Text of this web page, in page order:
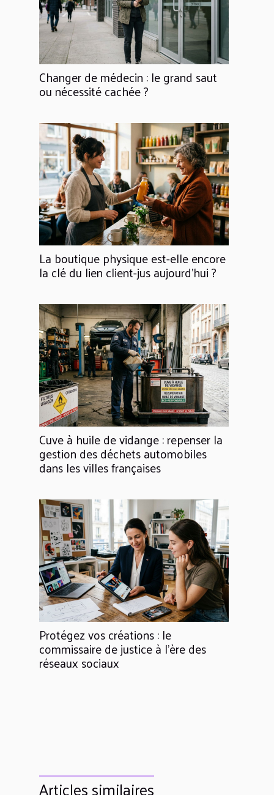
Changer de médecin : le grand saut
ou nécessité cachée ?
La boutique physique est-elle encore
la clé du lien client-jus aujourd'hui ?
Cuve à huile de vidange : repenser la
gestion des déchets automobiles
dans les villes françaises
Protégez vos créations : le
commissaire de justice à l’ère des
réseaux sociaux
Articles similaires